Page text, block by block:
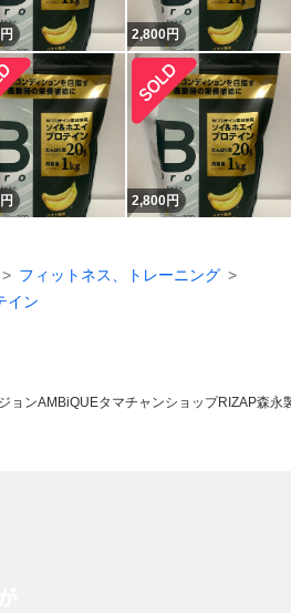
円 2,800円
円 2,800円
フィットネス、トレーニング
イン
ョンAMBiQUEタマチャンショップRIZAP森永